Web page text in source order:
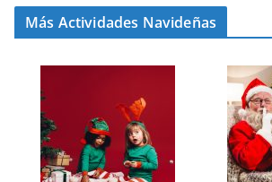
Más Actividades Navideñas